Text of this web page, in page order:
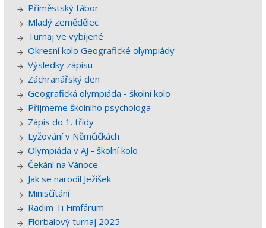
Příměstský tábor
Mladý zemědělec
Turnaj ve vybíjené
Okresní kolo Geografické olympiády
Výsledky zápisu
Záchranářský den
Geografická olympiáda - školní kolo
Přijmeme školního psychologa
Zápis do 1. třídy
Lyžování v Němčičkách
Olympiáda v AJ - školní kolo
Čekání na Vánoce
Jak se narodil Ježíšek
Minisčítání
Radim Ti Fimfárum
Florbalový turnaj 2025